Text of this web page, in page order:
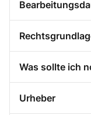
Was sollte ich
Urheber